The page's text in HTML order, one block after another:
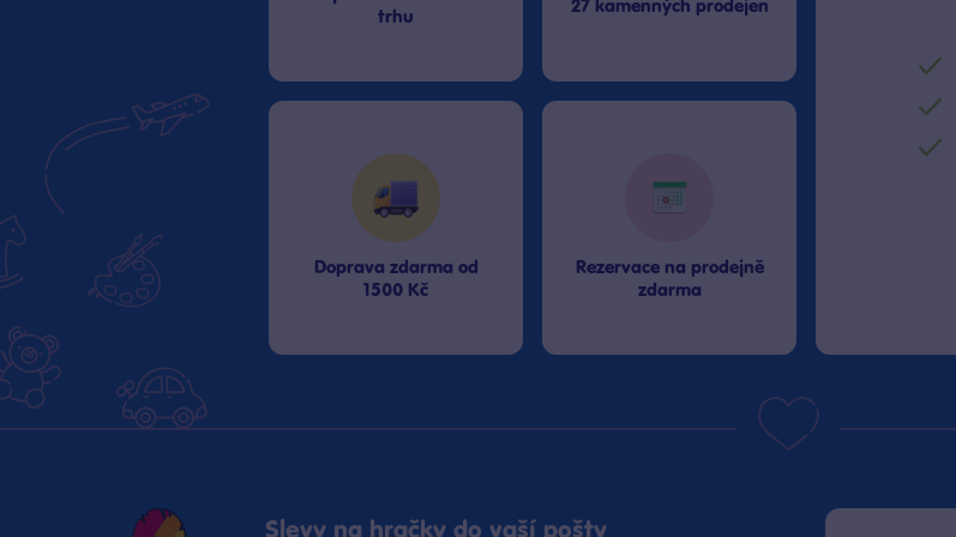
trhu
27 kamenných prodejen
Doprava zdarma od
1500 Kč
Rezervace na prodejně
zdarma
Slevy na hračky do vaší pošty